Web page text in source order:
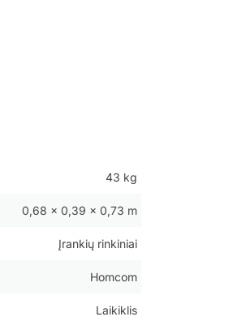
43 kg
0,68 × 0,39 × 0,73 m
Įrankių rinkiniai
Homcom
Laikiklis